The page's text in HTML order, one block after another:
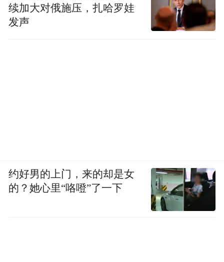
续加大对俄施压，扎哈罗娃
发声
约好男的上门，来的却是女
的？她心里“咯噔”了一下